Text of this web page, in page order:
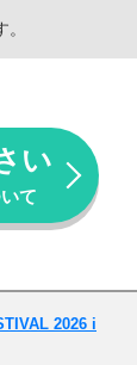
い
て
2026 i